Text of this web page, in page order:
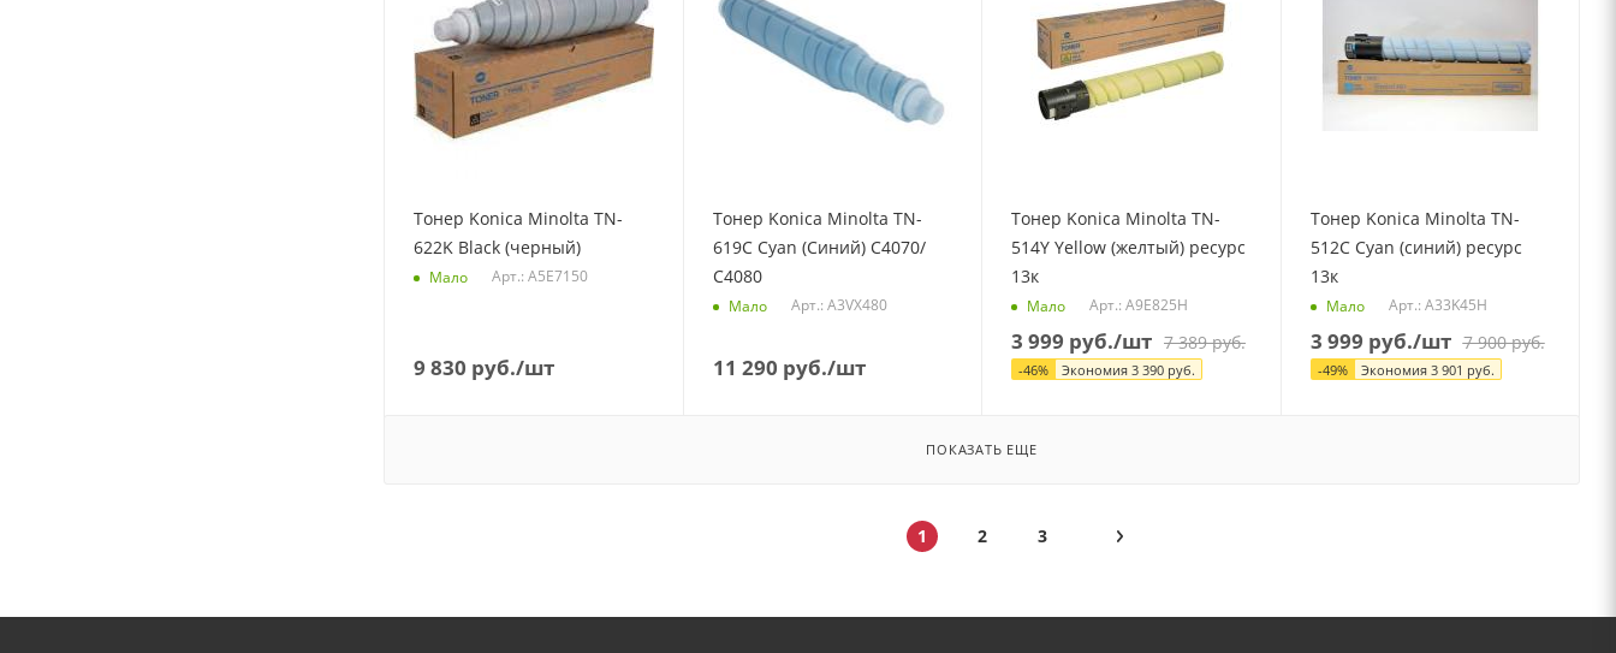
Тонер Konica Minolta TN-
622K Black (черный)
Мало Арт.: A5E7150
9 830 руб./шт
Тонер Konica Minolta TN-
619C Cyan (Синий) C4070/
С4080
Мало Арт.: A3VX480
11 290 руб./шт
Тонер Konica Minolta TN-
514Y Yellow (желтый) ресурс
13к
Мало Арт.: A9E825H
3 999 руб./шт 7 389руб.
-46% Экономия 3 390 руб.
Тонер Konica Minolta TN-
512C Cyan (синий) ресурс
13к
Мало Арт.: A33K45H
3 999 руб./шт 7 900руб.
-49% Экономия 3 901 руб.
ПОКАЗАТЬ ЕЩЕ
1 2 3